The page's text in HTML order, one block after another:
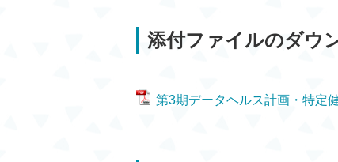
添付ファイルのダウ
第3期データヘルス計画・特定